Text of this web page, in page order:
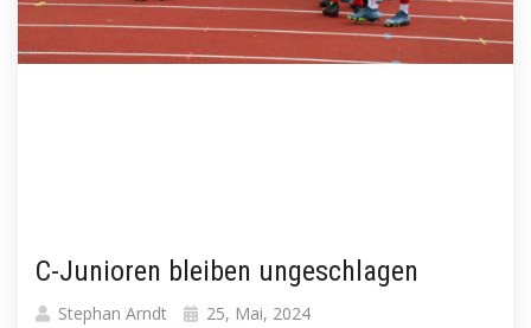
C-Junioren bleiben ungeschlagen
Stephan Arndt
25, Mai, 2024